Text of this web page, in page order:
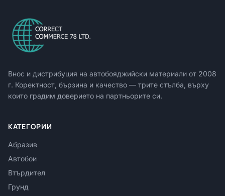
Внос и дистрибуция на автобояджийски материали от 2008
г. Коректност, бързина и качество — трите стълба, върху
които градим доверието на партньорите си.
КАТЕГОРИИ
Абразив
Автобои
Втърдител
Грунд